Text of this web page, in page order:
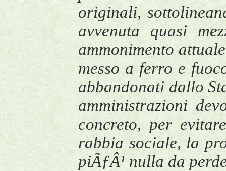
originali,
avvenuta quasi
ammonimento
messo a ferro e
abbandonati dallo
amministrazioni
concreto, per
rabbia sociale, la
piÃƒÂ¹ nulla da